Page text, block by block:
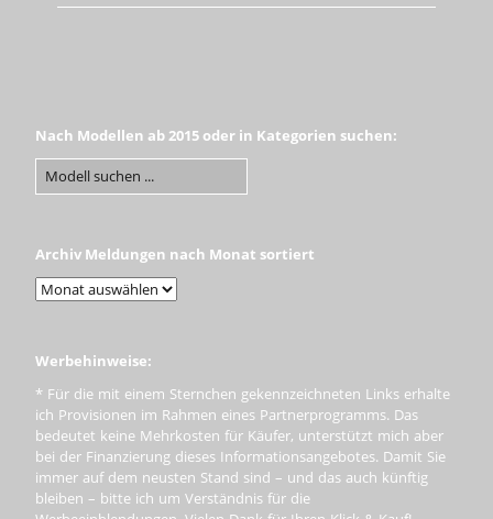
Nach Modellen ab 2015 oder in Kategorien suchen:
Archiv Meldungen nach Monat sortiert
Werbehinweise:
* Für die mit einem Sternchen gekennzeichneten Links erhalte
ich Provisionen im Rahmen eines Partnerprogramms. Das
bedeutet keine Mehrkosten für Käufer, unterstützt mich aber
bei der Finanzierung dieses Informationsangebotes. Damit Sie
immer auf dem neusten Stand sind – und das auch künftig
bleiben – bitte ich um Verständnis für die